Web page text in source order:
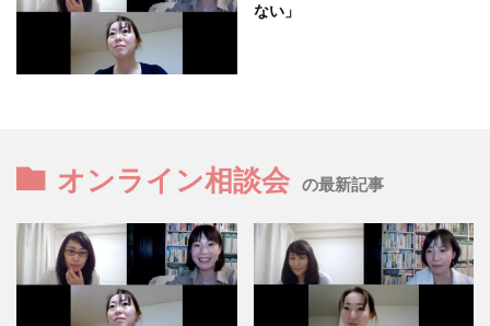
ない」
オンライン相談会 の最新記事